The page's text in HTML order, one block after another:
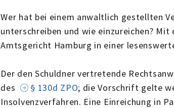
Wer hat bei einem anwaltlich gestellten
unterschreiben und wie einzureichen?
Amtsgericht Hamburg in einer
Der den Schuldner vertretende
des
§ 130d ZPO; die Vorschrift gelte
Insolvenzverfahren. Eine Einreichung in